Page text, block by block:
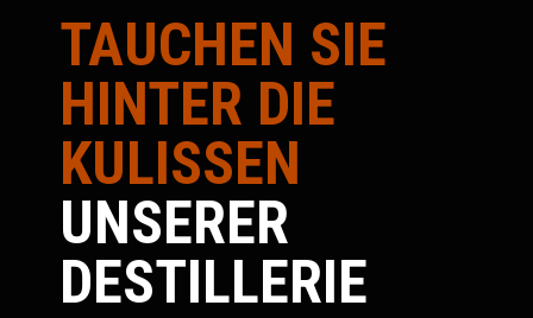
TAUCHEN SIE
HINTER DIE
KULISSEN
UNSERER
DESTILLERIE